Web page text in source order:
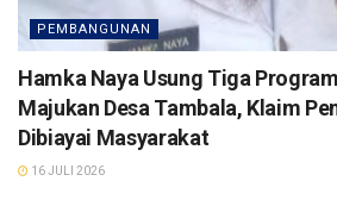
PEMBANGUNAN
Hamka Naya Usung Tiga
Majukan Desa Tambala, Klaim
Dibiayai Masyarakat
16 JULI 2026